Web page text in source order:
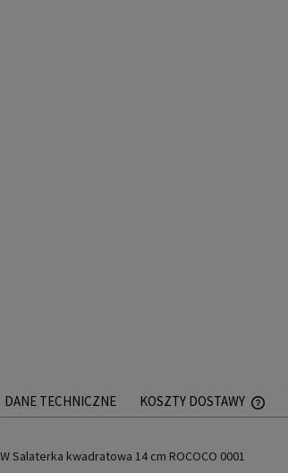
DANE TECHNICZNE KOSZTY DOSTAWY
Salaterka kwadratowa 14 cm ROCOCO 0001